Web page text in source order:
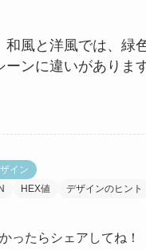
和風と洋風では、緑
ンに違いがあります
イン
HEX値 デザインのヒント
ったらシェアしてね！